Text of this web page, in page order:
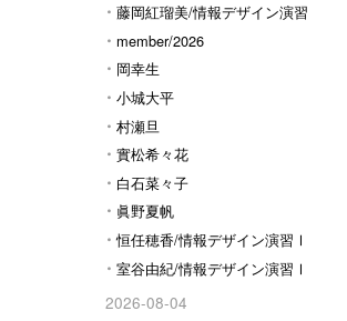
藤岡紅瑠美/情報デザイン演習
Ⅰ member/2026
岡幸生
小城大平
村瀬旦
實松希々花
白石菜々子
眞野夏帆
恒任穂香/情報デザイン演習Ⅰ
室谷由紀/情報デザイン演習Ⅰ
2026-08-04